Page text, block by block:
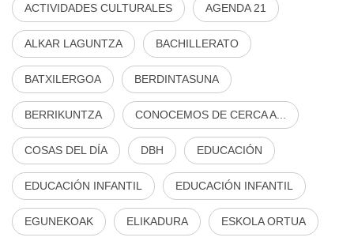
ACTIVIDADES CULTURALES AGENDA 21
ALKAR LAGUNTZA BACHILLERATO
BATXILERGOA BERDINTASUNA
BERRIKUNTZA CONOCEMOS DE CERCA A...
COSAS DEL DÍA DBH EDUCACIÓN
EDUCACIÓN INFANTIL EDUCACIÓN INFANTIL
EGUNEKOAK ELIKADURA ESKOLA ORTUA